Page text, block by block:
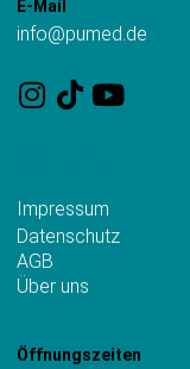
E-Mail
info@pumed.de
Impressum
Datenschutz
AGB
Über uns
Öffnungszeiten